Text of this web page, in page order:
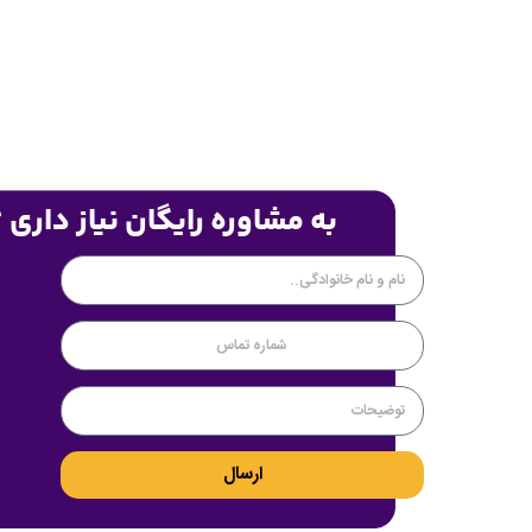
به مشاوره رایگان نیاز
ارسال